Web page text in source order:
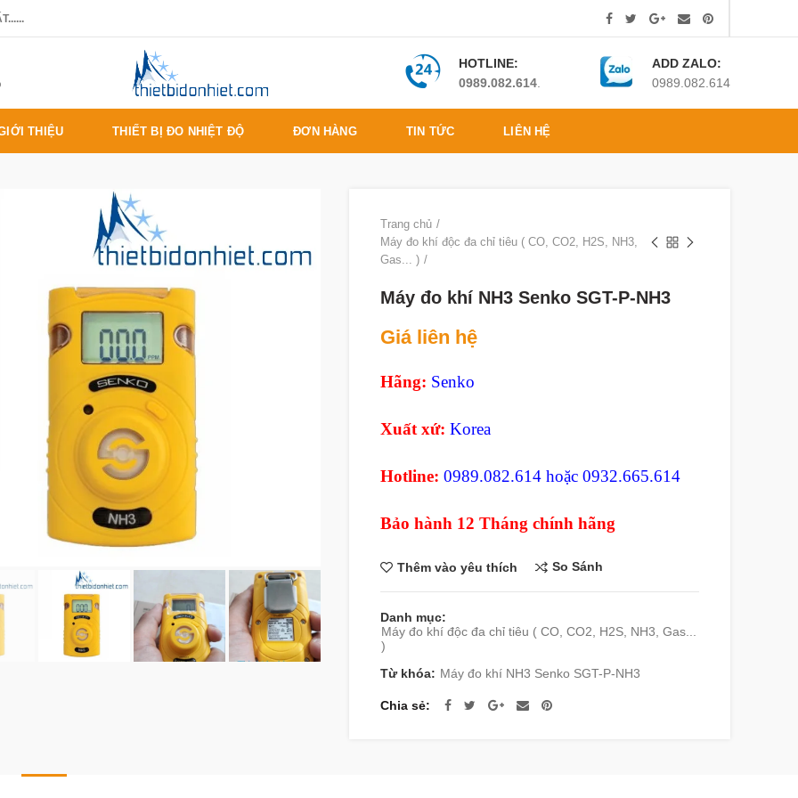
HOTLINE:
0989.082.614
ADD ZALO:
0989.082.614
THIỆU THIẾT BỊ ĐO NHIỆT ĐỘ ĐƠN HÀNG TIN TỨC LIÊN HỆ
Trang chủ
Máy đo khí độc đa chỉ tiêu ( CO, CO2, H2S, NH3,
Gas... )
Máy đo khí NH3 Senko SGT-P-NH3
Giá liên hệ
Hãng: Senko
Xuất xứ: Korea
Hotline: 0989.082.614 hoặc 0932.665.614
Bảo hành 12 Tháng chính hãng
Thêm vào yêu thích So Sánh
Danh mục:
Máy đo khí độc đa chỉ tiêu ( CO, CO2, H2S, NH3, Gas...
)
Từ khóa: Máy đo khí NH3 Senko SGT-P-NH3
Chia sẻ